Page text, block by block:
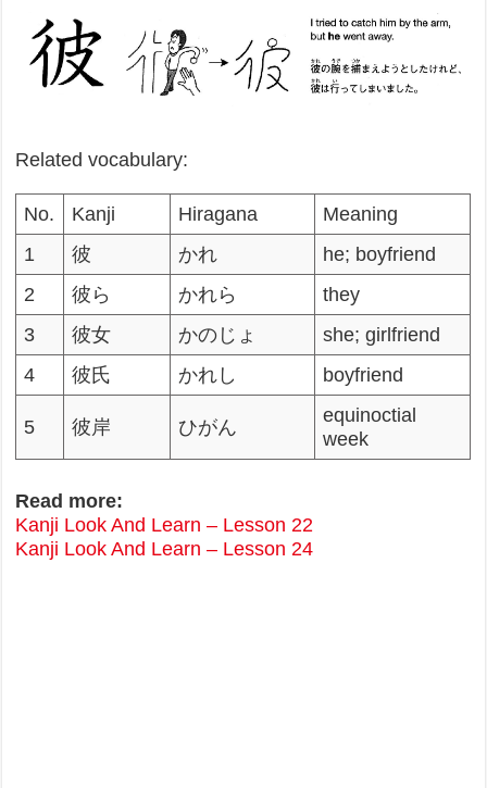
Related vocabulary:
No. Kanji Hiragana
Meaning
1
彼 かれ
he; boyfriend
2
彼ら かれら
they
3
彼女 かのじょ
she; girlfriend
4
彼氏 かれし boyfriend
5 彼岸 ひがん
equinoctial
week
Read more:
Kanji Look And Learn – Lesson 22
Kanji Look And Learn – Lesson 24